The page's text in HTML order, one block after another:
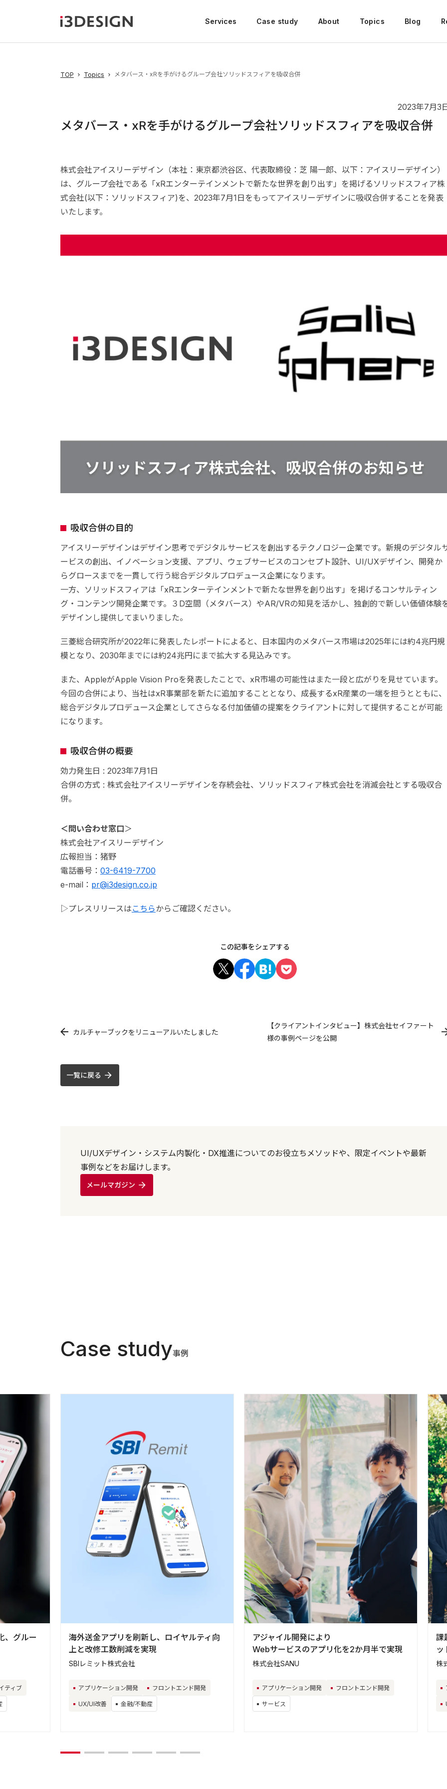
Services Case study About Topics Blog
TOP Topics メタバース・xRを手がけるグループ会社ソリッドスフィアを吸収合併
2023年7月3
メタバース・xRを手がけるグループ会社ソリッドスフィアを吸収合併
株式会社アイスリーデザイン（本社：東京都渋谷区、代表取締役：芝 陽一郎、以下：アイスリーデザイン）
は、グループ会社である「xRエンターテインメントで新たな世界を創り出す」を掲げるソリッドスフィア株
式会社(以下：ソリッドスフィア)を、2023年7月1日をもってアイスリーデザインに吸収合併することを発表
いたします。
吸収合併の目的
アイスリーデザインはデザイン思考でデジタルサービスを創出するテクノロジー企業です。新規のデジタル
ービスの創出、イノベーション支援、アプリ、ウェブサービスのコンセプト設計、UI/UXデザイン、開発か
らグロースまでを一貫して行う総合デジタルプロデュース企業になります。
一方、ソリッドスフィアは「xRエンターテインメントで新たな世界を創り出す」を掲げるコンサルティン
グ・コンテンツ開発企業です。３D空間（メタバース）やAR/VRの知見を活かし、独創的で新しい価値体験
デザインし提供してまいりました。
三菱総合研究所が2022年に発表したレポートによると、日本国内のメタバース市場は2025年には約4兆円規
模となり、2030年までには約24兆円にまで拡大する見込みです。
また、AppleがApple Vision Proを発表したことで、xR市場の可能性はまた一段と広がりを見せています。
今回の合併により、当社はxR事業部を新たに追加することとなり、成長するxR産業の一端を担うとともに、
総合デジタルプロデュース企業としてさらなる付加価値の提案をクライアントに対して提供することが可能
になります。
吸収合併の概要
効力発生日 : 2023年7月1日
合併の方式 : 株式会社アイスリーデザインを存続会社、ソリッドスフィア株式会社を消滅会社とする吸収合
併。
＜問い合わせ窓口＞
株式会社アイスリーデザイン
広報担当：猪野
電話番号： 03-6419-7700
e-mail： pr@i3design.co.jp
▷プレスリリースはこちらからご確認ください。
この記事をシェアする
カルチャーブックをリニューアルいたしました
【クライアントインタビュー】株式会社セイファート
様の事例ページを公開
一覧に戻る
UI/UXデザイン・システム内製化・DX推進についてのお役立ちメソッドや、限定イベントや最新
事例などをお届けします。
メールマガジン
Case study事例
、グルー
ティブ
海外送金アプリを刷新し、ロイヤルティ向
上と改修工数削減を実現
SBIレミット株式会社
アプリケーション開発 フロントエンド開発
UX/UI改善 金融/不動産
アジャイル開発により
Webサービスのアプリ化を2か月半で実現
株式会社SANU
アプリケーション開発 フロントエンド開発
サービス
課
ッ
株